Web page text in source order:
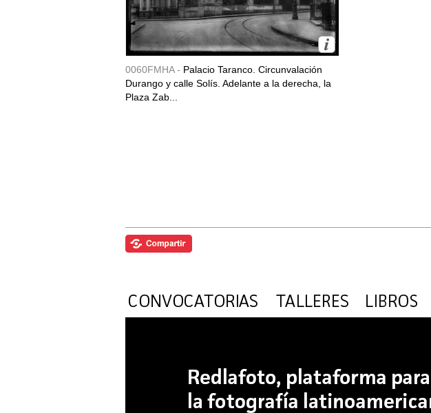
0060FMHA - Palacio Taranco. Circunvalación
Durango y calle Solís. Adelante a la derecha, la
Plaza Zab...